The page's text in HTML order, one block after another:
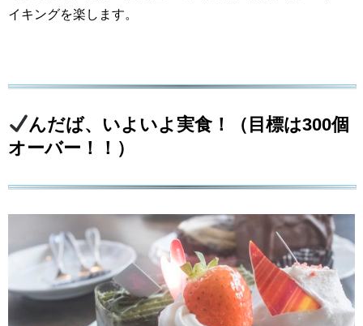
イキングを楽します。
んだば、いよいよ実食！（目標は300個
オーバー！！）